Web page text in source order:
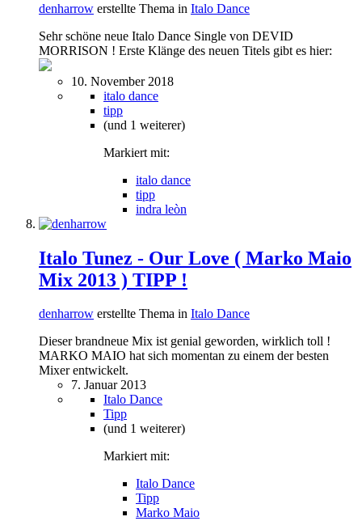
denharrow erstellte Thema in Italo Dance
Sehr schöne neue Italo Dance Single von DEVID
MORRISON ! Erste Klänge des neuen Titels gibt es hier:
10. November 2018
italo dance
tipp
(und 1 weiterer)
Markiert mit:
italo dance
tipp
indra leòn
Italo Tunez - Our Love ( Marko Maio
Mix 2013 ) TIPP !
denharrow erstellte Thema in Italo Dance
Dieser brandneue Mix ist genial geworden, wirklich toll !
MARKO MAIO hat sich momentan zu einem der besten
Mixer entwickelt.
7. Januar 2013
Italo Dance
Tipp
(und 1 weiterer)
Markiert mit:
Italo Dance
Tipp
Marko Maio